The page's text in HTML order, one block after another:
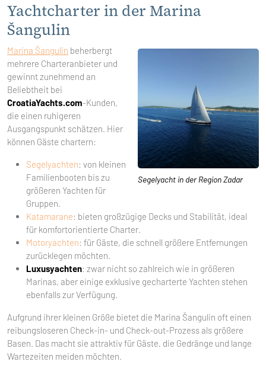
Yachtcharter in der Marina
Šangulin
Segelyacht in der Region Zadar
Marina Šangulin beherbergt
mehrere Charteranbieter und
gewinnt zunehmend an
Beliebtheit bei
CroatiaYachts.com-Kunden,
die einen ruhigeren
Ausgangspunkt schätzen. Hier
können Gäste chartern:
Segelyachten: von kleinen
Familienbooten bis zu
größeren Yachten für
Gruppen.
Katamarane: bieten großzügige Decks und Stabilität, ideal
für komfortorientierte Charter.
Motoryachten: für Gäste, die schnell größere Entfernungen
zurücklegen möchten.
Luxusyachten: zwar nicht so zahlreich wie in größeren
Marinas, aber einige exklusive gecharterte Yachten stehen
ebenfalls zur Verfügung.
Aufgrund ihrer kleinen Größe bietet die Marina Šangulin oft einen
reibungsloseren Check-in- und Check-out-Prozess als größere
Basen. Das macht sie attraktiv für Gäste, die Gedränge und lange
Wartezeiten meiden möchten.